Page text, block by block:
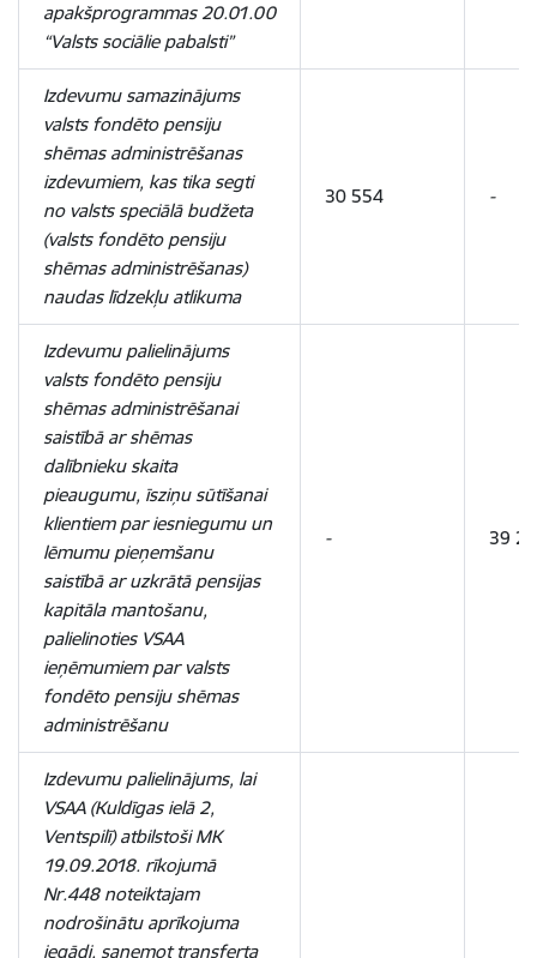
apakšprogrammas 20.01.00
“Valsts sociālie pabalsti”
Izdevumu samazinājums
valsts fondēto pensiju
shēmas administrēšanas
izdevumiem, kas tika segti
no valsts speciālā budžeta
(valsts fondēto pensiju
shēmas administrēšanas)
naudas līdzekļu atlikuma
30 554 -
Izdevumu palielinājums
valsts fondēto pensiju
shēmas administrēšanai
saistībā ar shēmas
dalībnieku skaita
pieaugumu, īsziņu sūtīšanai
klientiem par iesniegumu un
lēmumu pieņemšanu
saistībā ar uzkrātā pensijas
kapitāla mantošanu,
palielinoties VSAA
ieņēmumiem par valsts
fondēto pensiju shēmas
administrēšanu
- 39
Izdevumu palielinājums, lai
VSAA (Kuldīgas ielā 2,
Ventspilī) atbilstoši MK
19.09.2018. rīkojumā
Nr.448 noteiktajam
nodrošinātu aprīkojuma
iegādi, saņemot transferta